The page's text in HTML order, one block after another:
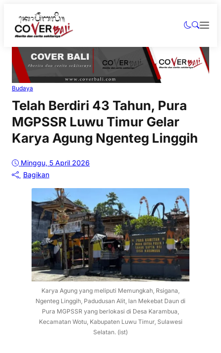
Budaya
Telah Berdiri 43 Tahun, Pura
MGPSSR Luwu Timur Gelar
Karya Agung Ngenteg Linggih
Minggu, 5 April 2026
Bagikan
Karya Agung yang meliputi Memungkah, Rsigana,
Ngenteg Linggih, Padudusan Alit, lan Mekebat Daun di
Pura MGPSSR yang berlokasi di Desa Karambua,
Kecamatan Wotu, Kabupaten Luwu Timur, Sulawesi
Selatan. (ist)